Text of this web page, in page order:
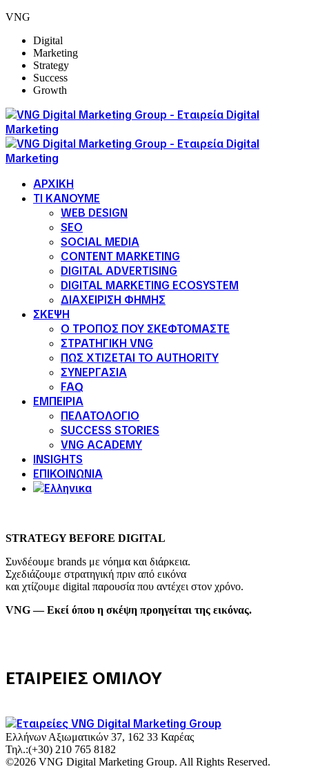
VNG
Digital
Marketing
Strategy
Success
Growth
ΑΡΧΙΚΗ
ΤΙ ΚΑΝΟΥΜΕ
WEB DESIGN
SEO
SOCIAL MEDIA
CONTENT MARKETING
DIGITAL ADVERTISING
DIGITAL MARKETING ECOSYSTEM
ΔΙΑΧΕΙΡΙΣΗ ΦΗΜΗΣ
ΣΚΕΨΗ
Ο ΤΡΟΠΟΣ ΠΟΥ ΣΚΕΦΤΟΜΑΣΤΕ
ΣΤΡΑΤΗΓΙΚΗ VNG
ΠΩΣ ΧΤΙΖΕΤΑΙ ΤΟ AUTHORITY
ΣΥΝΕΡΓΑΣΙΑ
FAQ
ΕΜΠΕΙΡΙΑ
ΠΕΛΑΤΟΛΟΓΙΟ
SUCCESS STORIES
VNG ACADEMY
INSIGHTS
ΕΠΙΚΟΙΝΩΝΙΑ
STRATEGY BEFORE DIGITAL
Συνδέουμε brands με νόημα και διάρκεια.
Σχεδιάζουμε στρατηγική πριν από εικόνα
και χτίζουμε digital παρουσία που αντέχει στον χρόνο.
VNG — Εκεί όπου η σκέψη προηγείται της εικόνας.
ΕΤΑΙΡΕΙΕΣ ΟΜΙΛΟΥ
Ελλήνων Αξιωματικών 37, 162 33 Καρέας
Τηλ.:(+30) 210 765 8182
©2026 VNG Digital Marketing Group. All Rights Reserved.